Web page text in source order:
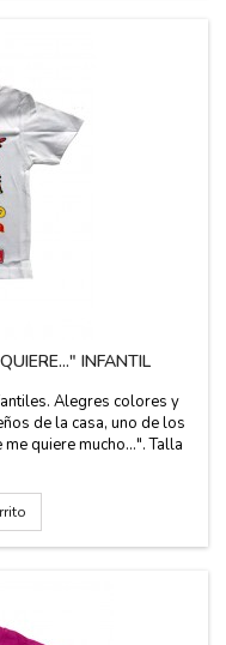
INFANTIL
Alegres colores y
de la casa, uno de los
quiere mucho...". Talla
años.